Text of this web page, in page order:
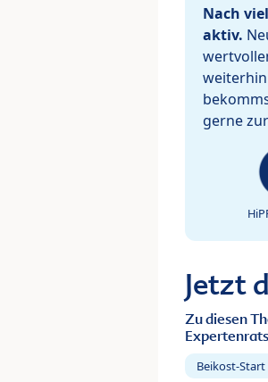
Nach
aktiv.
gerne
Jetzt
Zu diesen
Beikost-Start